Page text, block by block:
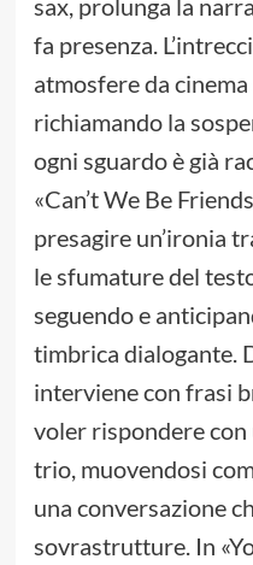
sax, prolunga la
fa presenza.
atmosfere da
richiamando la
ogni sguardo è già
«Can’t We Be
presagire un’ironia
le sfumature del
seguendo e
timbrica dialogante.
interviene con frasi
voler rispondere
trio, muovendosi
una conversazione
sovrastrutture. In